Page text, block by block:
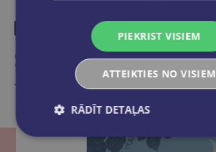
Similar products
Take a look
PIEKRIST VISIEM
ATTEIKTIES NO VISIEM
RĀDĪT DETAĻAS